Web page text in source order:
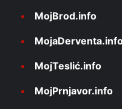
MojBrod.info
MojTeslić.info
MojPrnjavor.info